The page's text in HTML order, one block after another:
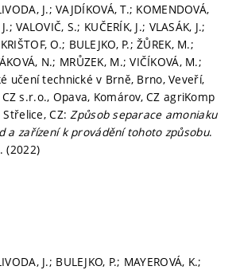
J.; VAJDÍKOVÁ, T.; KOMENDOVÁ,
VALOVIČ, S.; KUČERÍK, J.; VLASÁK, J.;
O.; BULEJKO, P.; ŽŮREK, M.;
N.; MRŮZEK, M.; VIČÍKOVÁ, M.;
učení technické v Brně, Brno, Veveří,
CZ s.r.o., Opava, Komárov, CZ agriKomp
CZ: Způsob separace amoniaku
a zařízení k provádění tohoto způsobu.
(2022)
J.; BULEJKO, P.; MAYEROVÁ, K.;